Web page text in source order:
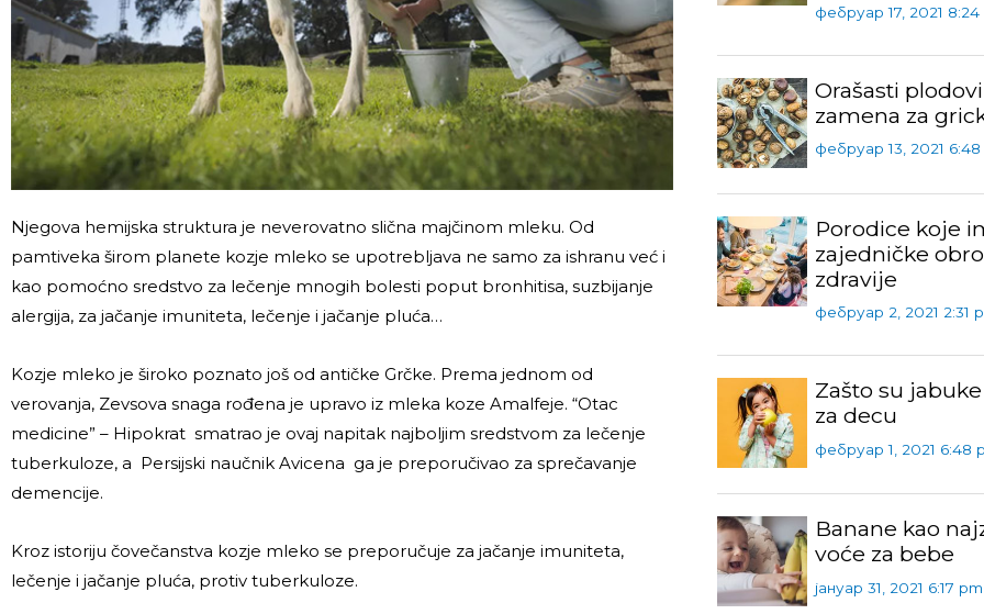
Njegova hemijska struktura je neverovatno slična majčinom mleku. Od
pamtiveka širom planete kozje mleko se upotrebljava ne samo za ishranu već i
kao pomoćno sredstvo za lečenje mnogih bolesti poput bronhitisa, suzbijanje
alergija, za jačanje imuniteta, lečenje i jačanje pluća…
Kozje mleko je široko poznato još od antičke Grčke. Prema jednom od
verovanja, Zevsova snaga rođena je upravo iz mleka koze Amalfeje. “Otac
medicine” – Hipokrat smatrao je ovaj napitak najboljim sredstvom za lečenje
tuberkuloze, a Persijski naučnik Avicena ga je preporučivao za sprečavanje
demencije.
Kroz istoriju čovečanstva kozje mleko se preporučuje za jačanje imuniteta,
lečenje i jačanje pluća, protiv tuberkuloze.
фебруар 17, 2021 8:24
Orašasti
zamena za
фебруар 13, 2021
Porodice koje
zajedničke
zdravije
фебруар 2, 2021 2:31
Zašto su
za decu
фебруар 1, 2021 6:48
Banane kao
voće za bebe
јануар 31, 2021 6:17 pm